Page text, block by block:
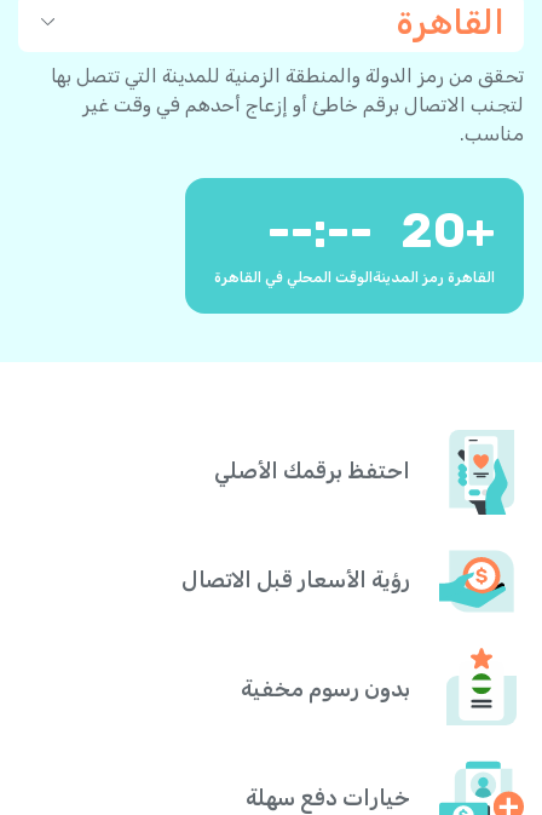
القاهرة
تحقق من رمز الدولة والمنطقة الزمنية للمدينة التي تتصل بها
لتجنب الاتصال برقم خاطئ أو إزعاج أحدهم في وقت غير
مناسب.
+
20
القاهرة رمز المدينة
--:--
الوقت المحلي في القاهرة
احتفظ برقمك الأصلي
رؤية الأسعار قبل الاتصال
بدون رسوم مخفية
خيارات دفع سهلة